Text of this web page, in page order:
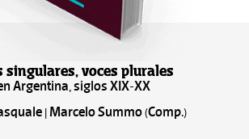
singulares, voces plurales
Argentina, siglos XIX-XX
| Marcelo Summo (Comp.)